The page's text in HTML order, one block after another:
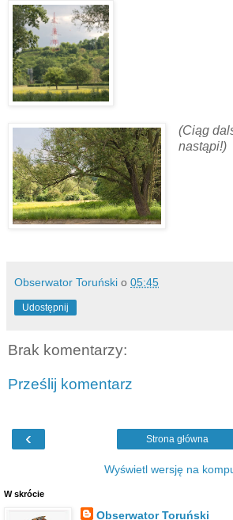
(Ciąg
nastąpi!)
Obserwator Toruński o 05:45
Udostępnij
Brak komentarzy:
Prześlij komentarz
‹ Strona główna
Wyświetl wersję na
W skrócie
Obserwator Toruński